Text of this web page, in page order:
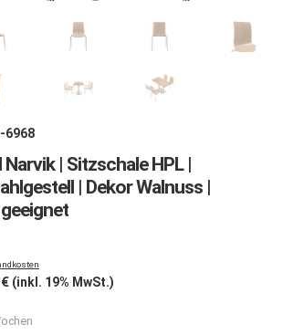
6968
| Sitzschale HPL |
| Dekor Walnuss |
€ (inkl. 19% MwSt.)